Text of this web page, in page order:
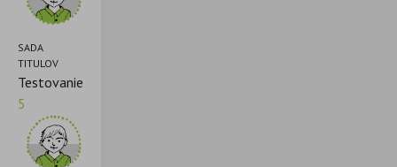
SADA
TITULOV
Testovanie
5